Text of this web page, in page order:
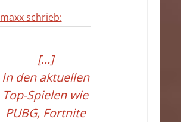
maxx schrieb:
[…]
In den aktuellen
Top-Spielen wie
PUBG, Fortnite